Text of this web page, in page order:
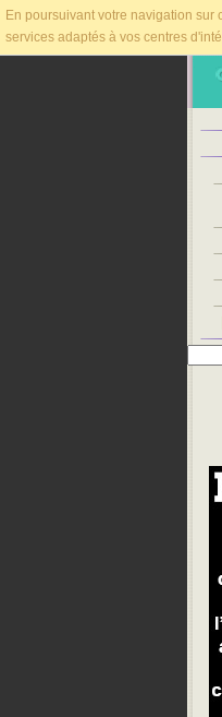
En poursuivant votre navigation
services adaptés à vos centres